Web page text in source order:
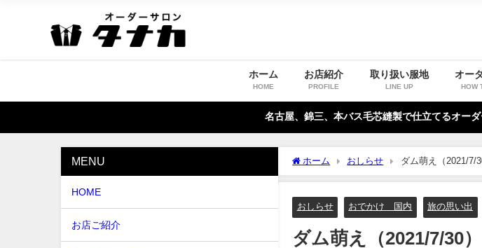
ホーム
HOME
お店紹介
PROFILE
取り扱い服地
LINE UP
オー
HOW
名古屋、錦三、本バス毛芯縫製で仕立てるオー
ホーム おしらせ ダム萌え（2021/7/
おしらせ おでかけ 国内 旅の思い出
ダム萌え（2021/7/30）
MENU
HOME
お店ご紹介